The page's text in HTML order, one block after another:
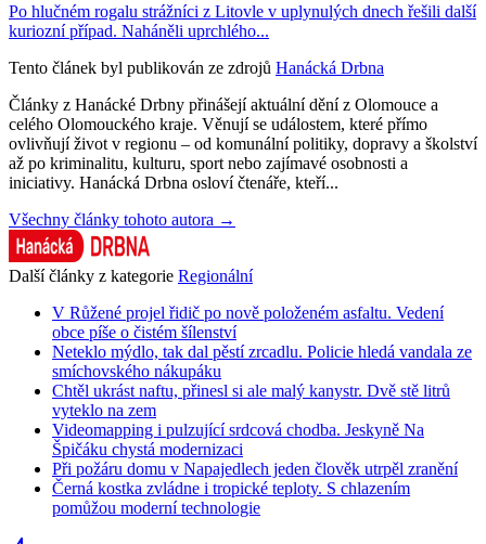
Po hlučném rogalu strážníci z Litovle v uplynulých dnech řešili další
kuriozní případ. Naháněli uprchlého...
Tento článek byl publikován ze zdrojů Hanácká Drbna
Články z Hanácké Drbny přinášejí aktuální dění z Olomouce a
celého Olomouckého kraje. Věnují se událostem, které přímo
ovlivňují život v regionu – od komunální politiky, dopravy a školství
až po kriminalitu, kulturu, sport nebo zajímavé osobnosti a
iniciativy. Hanácká Drbna osloví čtenáře, kteří...
Všechny články tohoto autora →
Další články z kategorie Regionální
V Růžené projel řidič po nově položeném asfaltu. Vedení
obce píše o čistém šílenství
Neteklo mýdlo, tak dal pěstí zrcadlu. Policie hledá vandala ze
smíchovského nákupáku
Chtěl ukrást naftu, přinesl si ale malý kanystr. Dvě stě litrů
vyteklo na zem
Videomapping i pulzující srdcová chodba. Jeskyně Na
Špičáku chystá modernizaci
Při požáru domu v Napajedlech jeden člověk utrpěl zranění
Černá kostka zvládne i tropické teploty. S chlazením
pomůžou moderní technologie